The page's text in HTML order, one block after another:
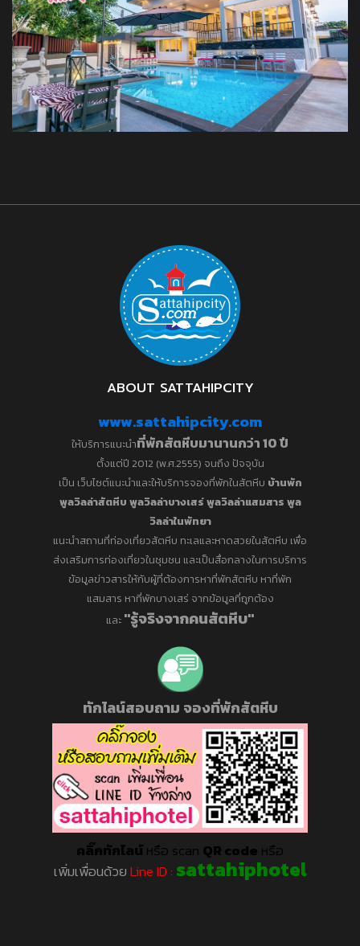
ABOUT SATTAHIPCITY
www.sattahipcity.com
ให้บริการแนะนำที่พักสัตหีบมานานกว่า 10 ปี
ตั้งแต่ปี 2012 (พ.ศ.2555) จนถึง ปัจจุบัน
เป็น เว็บไซต์แนะนำและให้บริการจองที่พักในสัตหีบ บ้านพัก
พูลวิลล่าสัตหีบ พูลวิลล่าบางเสร่พูลวิลล่าแสมสาร พูล
วิลล่าในพัทยา
แนะนำสถานที่ท่องเที่ยวสัตหีบ ทะเลและหาดสวยในสัตหีบ เพื่อ
ส่งเสริมการท่องเที่ยวในชุมชน และเป็นสื่อกลางในการบริการ
ข้อมูลข่าวสารให้กับผู้ที่ต้องการหาที่พักสัตหีบ หาที่พัก
แสมสาร หาที่พักบางเสร่ จากข้อมูลที่ถูกต้อง
และ "รู้จริงจากคนสัตหีบ"
ทักไลน์สอบถาม จองที่พักสัตหีบ
คลิ๊กทักไลน์หรือ scan QR code หรือ
เพิ่มเพื่อนด้วยLine ID : sattahiphotel